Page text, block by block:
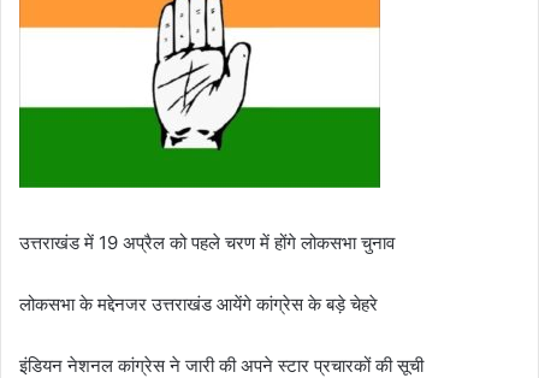
n
e
m
a
i
उत्तराखंड में 19 अप्रैल को पहले चरण में होंगे लोकसभा चुनाव
लोकसभा के मद्देनजर उत्तराखंड आयेंगे कांग्रेस के बड़े चेहरे
इंडियन नेशनल कांग्रेस ने जारी की अपने स्टार प्रचारकों की सूची